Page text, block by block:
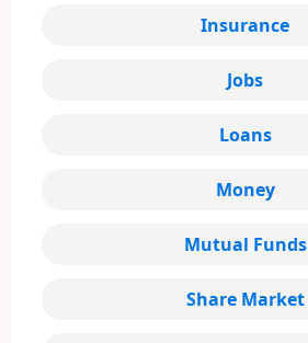
Insurance
Jobs
Loans
Money
Mutual Funds
Share Market